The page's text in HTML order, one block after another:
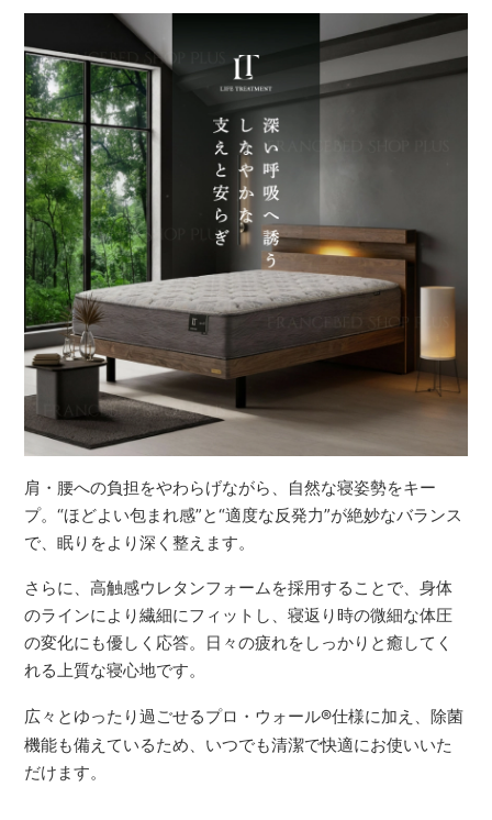
肩・腰への負担をやわらげながら、自然な寝姿勢をキー
プ。“ほどよい包まれ感”と“適度な反発力”が絶妙なバランス
で、眠りをより深く整えます。
さらに、高触感ウレタンフォームを採用することで、身体
のラインにより繊細にフィットし、寝返り時の微細な体圧
の変化にも優しく応答。日々の疲れをしっかりと癒してく
れる上質な寝心地です。
広々とゆったり過ごせるプロ・ウォール®仕様に加え、除菌
機能も備えているため、いつでも清潔で快適にお使いいた
だけます。